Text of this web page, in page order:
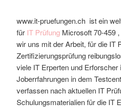
www.it-pruefungen.ch ist ein
für IT Prüfung Microsoft70-459
wir uns mit der Arbeit, für die IT
Zertifizierungsprüfung
viele IT Erperten und
Joberrfahrungen in dem
verfassen nach aktuellen IT
Schulungsmaterialien für die IT